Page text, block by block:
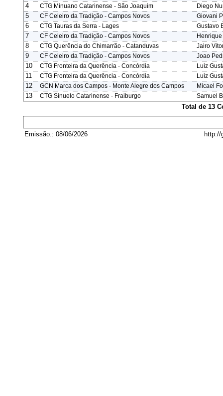
Diego
4
CTG Minuano Catarinense - São Joaquim
Giovani
5
CF Celeiro da Tradição - Campos Novos
Gustavo
6
CTG Tauras da Serra - Lages
7
CF Celeiro da Tradição - Campos Novos
Jairo
8
CTG Querência do Chimarrão - Catanduvas
Joao
9
CF Celeiro da Tradição - Campos Novos
Luiz
10
CTG Fronteira da Querência - Concórdia
Luiz
11
CTG Fronteira da Querência - Concórdia
Micael
12
GCN Marca dos Campos - Monte Alegre dos Campos
Samuel
13 CTG Sinuelo Catarinense - Fraiburgo
Total de 13
Emissão.: 08/06/2026 http://